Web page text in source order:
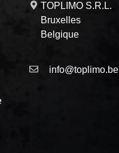
TOPLIMO S.R.L.
Bruxelles
Belgique
info@toplimo.be